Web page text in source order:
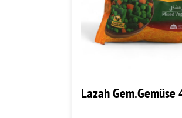
Lazah Gem.Gemüse